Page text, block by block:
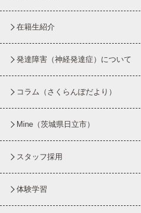
在籍生紹介
発達障害（神経発達症）について
コラム （さくらんぼだより）
Mine（茨城県日立市）
スタッフ採用
体験学習